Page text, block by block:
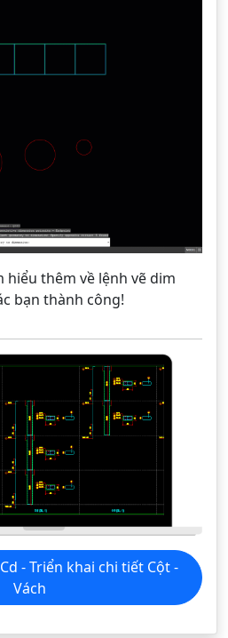
hiểu thêm về lệnh vẽ dim
bạn thành công!
Vách